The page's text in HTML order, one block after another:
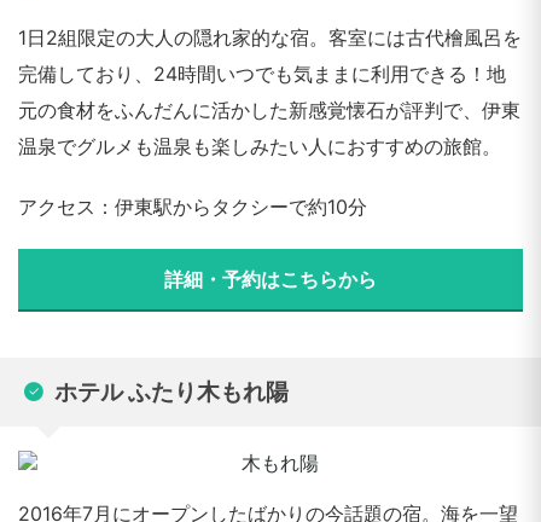
1日2組限定の大人の隠れ家的な宿。客室には古代檜風呂を
完備しており、24時間いつでも気ままに利用できる！地
元の食材をふんだんに活かした新感覚懐石が評判で、伊東
温泉でグルメも温泉も楽しみたい人におすすめの旅館。
アクセス：伊東駅からタクシーで約10分
詳細・予約はこちらから
ホテル ふたり木もれ陽
2016年7月にオープンしたばかりの今話題の宿。海を一望